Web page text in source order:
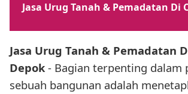
Jasa Urug Tanah & Pemadatan Di
Jasa Urug Tanah & Pemadatan
Depok - Bagian terpenting dalam
sebuah bangunan adalah